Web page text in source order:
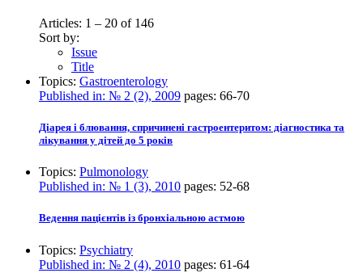
Articles: 1 – 20 of 146
Sort by:
Issue
Title
Topics: Gastroenterology
Published in: № 2 (2), 2009 pages: 66-70
Діарея і блювання, спричинені гастроентеритом: діагностика та
лікування у дітей до 5 років
Topics: Pulmonology
Published in: № 1 (3), 2010 pages: 52-68
Ведення пацієнтів із бронхіальною астмою
Topics: Psychiatry
Published in: № 2 (4), 2010 pages: 61-64